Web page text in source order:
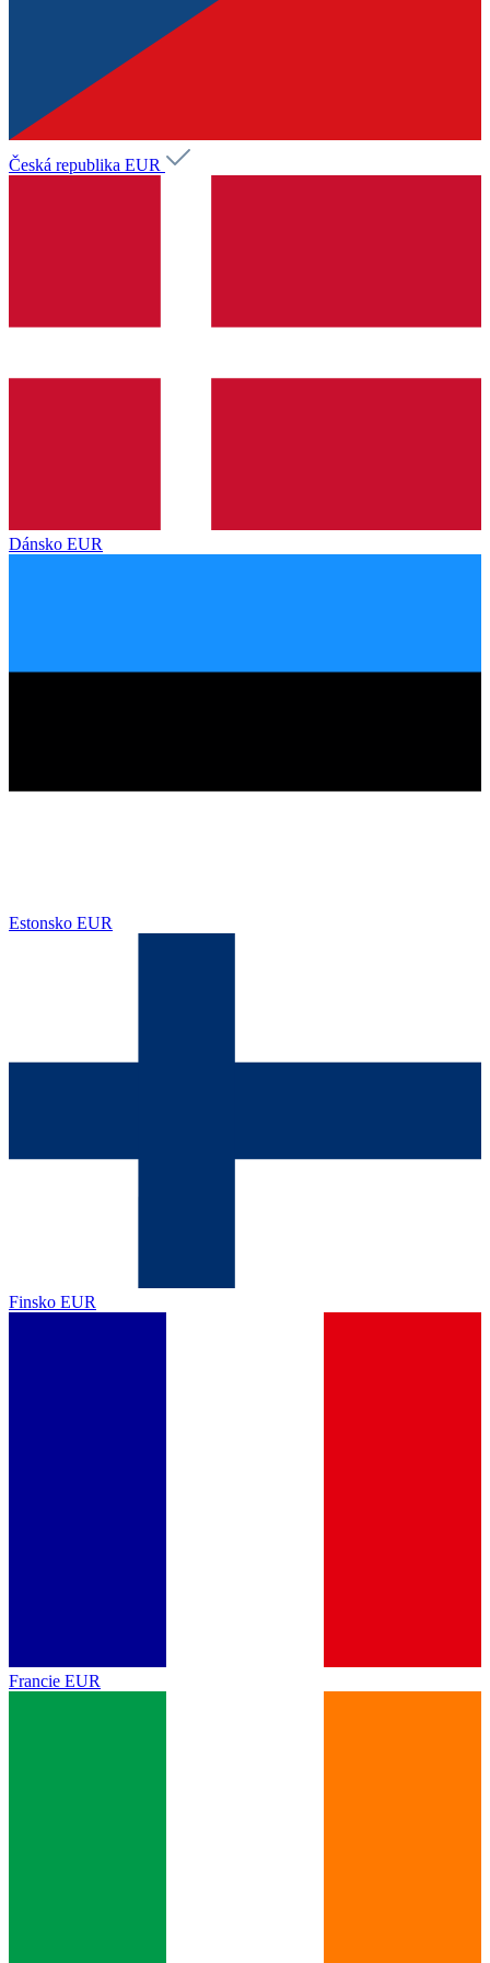
Česká republika EUR
Dánsko EUR
Estonsko EUR
Finsko EUR
Francie EUR